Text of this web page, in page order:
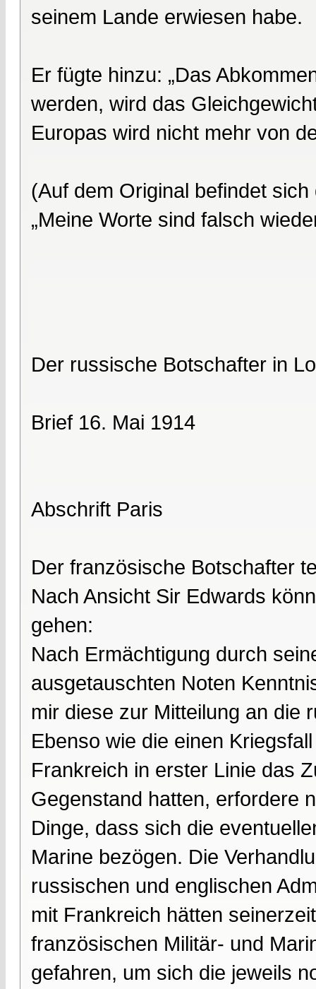
seinem Lande erwiesen habe.
Er fügte hinzu: „Das
werden, wird das
Europas wird nicht mehr von
(Auf dem Original befindet
„Meine Worte sind falsch
Der russische Botschafter in
Brief 16. Mai 1914
Abschrift Paris
Der französische Botschafter
Nach Ansicht Sir Edwards
gehen:
Nach Ermächtigung durch
ausgetauschten Noten
mir diese zur Mitteilung an die
Ebenso wie die einen
Frankreich in erster Linie das
Gegenstand hatten, erfordere
Dinge, dass sich die
Marine bezögen. Die
russischen und englischen
mit Frankreich hätten
französischen Militär- und
gefahren, um sich die jeweils